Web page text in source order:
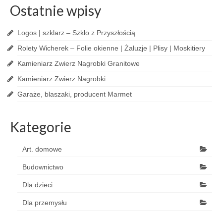
Ostatnie wpisy
Logos | szklarz – Szkło z Przyszłością
Rolety Wicherek – Folie okienne | Żaluzje | Plisy | Moskitiery
Kamieniarz Zwierz Nagrobki Granitowe
Kamieniarz Zwierz Nagrobki
Garaże, blaszaki, producent Marmet
Kategorie
Art. domowe
Budownictwo
Dla dzieci
Dla przemysłu